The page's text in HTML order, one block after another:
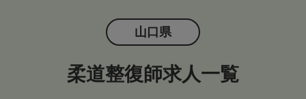
山口県
柔道整復師求人一覧